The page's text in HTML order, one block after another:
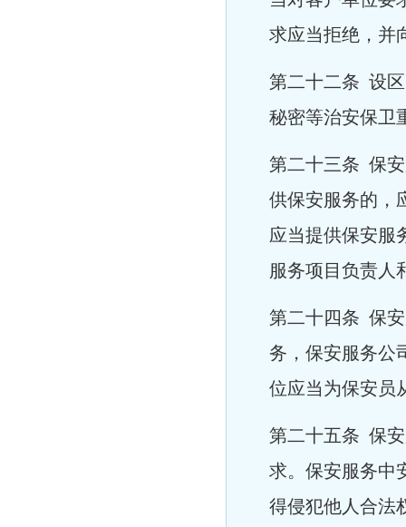
求应当拒绝，并
第二十二条 设
秘密等治安保卫
第二十三条 保
供保安服务的，
应当提供保安服
服务项目负责人
第二十四条 保
务，保安服务公
位应当为保安员
第二十五条 保
求。保安服务中
得侵犯他人合法